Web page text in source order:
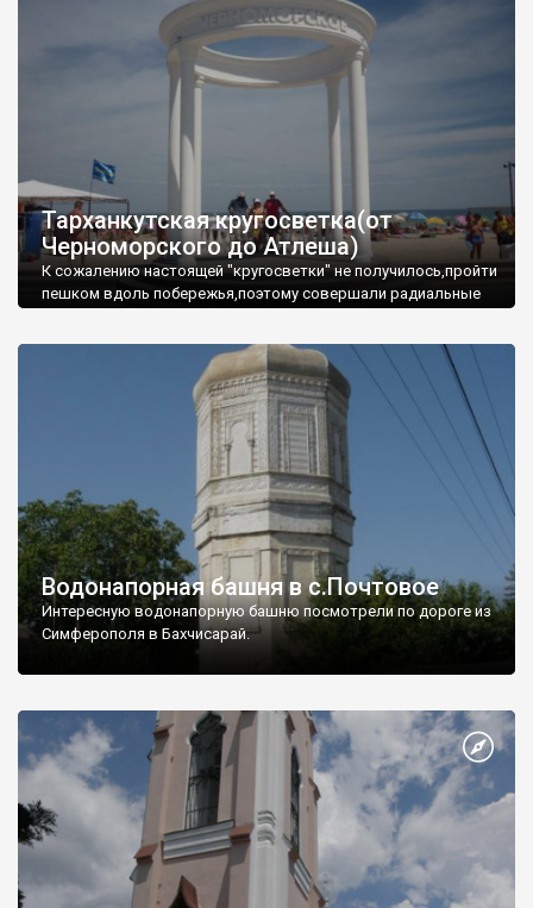
Тарханкутская кругосветка(от
Черноморского до Атлеша)
К сожалению настоящей "кругосветки" не получилось,пройти
пешком вдоль побережья,поэтому совершали радиальные
Водонапорная башня в с.Почтовое
Интересную водонапорную башню посмотрели по дороге из
Симферополя в Бахчисарай.